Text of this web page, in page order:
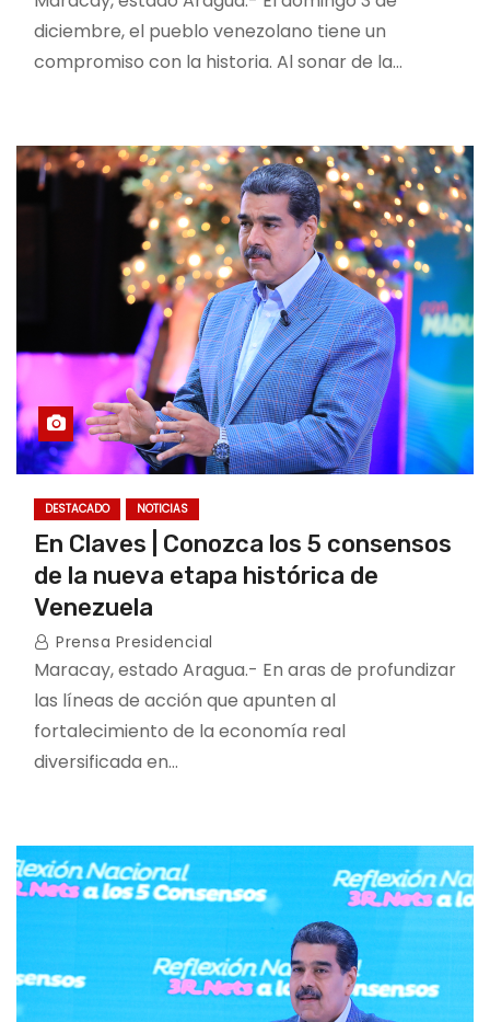
diciembre, el pueblo venezolano tiene un
compromiso con la historia. Al sonar de la…
DESTACADO NOTICIAS
En Claves | Conozca los 5 consensos
de la nueva etapa histórica de
Venezuela
Prensa Presidencial
Maracay, estado Aragua.- En aras de profundizar
las líneas de acción que apunten al
fortalecimiento de la economía real
diversificada en…